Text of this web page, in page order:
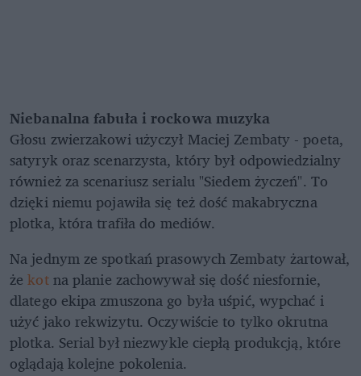
Niebanalna fabuła i rockowa muzyka
Głosu zwierzakowi użyczył Maciej Zembaty - poeta,
satyryk oraz scenarzysta, który był odpowiedzialny
również za scenariusz serialu "Siedem życzeń". To
dzięki niemu pojawiła się też dość makabryczna
plotka, która trafiła do mediów.
Na jednym ze spotkań prasowych Zembaty żartował,
żekotna planie zachowywał się dość niesfornie,
dlatego ekipa zmuszona go była uśpić, wypchać i
użyć jako rekwizytu. Oczywiście to tylko okrutna
plotka. Serial był niezwykle ciepłą produkcją, które
oglądają kolejne pokolenia.